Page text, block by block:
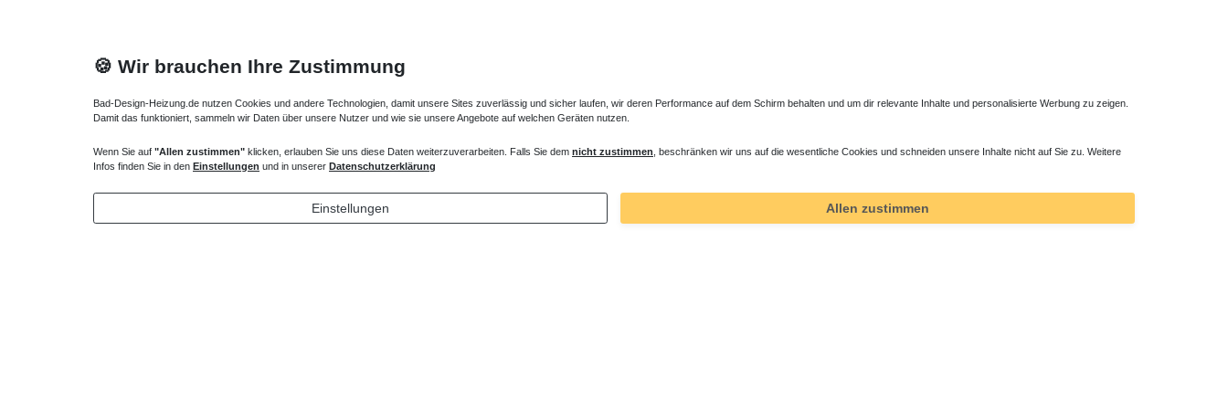
Heizkörper Ventil
135,00 € *
🍪 Wir brauchen Ihre Zustimmung
Bad-Design-Heizung.de nutzen Cookies und andere Technologien, damit unsere Sites zuverlässig und sicher laufen, wir deren Performance auf dem Schirm behalten und um dir relevante Inhalte und personalisierte Werbung zu zeigen.
Damit das funktioniert, sammeln wir Daten über unsere Nutzer und wie sie unsere Angebote auf welchen Geräten nutzen.
Wenn Sie auf "Allen zustimmen" klicken, erlauben Sie uns diese Daten weiterzuverarbeiten. Falls Sie dem nicht zustimmen , beschränken wir uns auf die wesentliche Cookies und schneiden unsere Inhalte nicht auf Sie zu. Weitere
Infos finden Sie in den Einstellungen und in unserer Datenschutzerklärung
Einstellungen Allen zustimmen